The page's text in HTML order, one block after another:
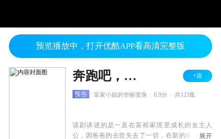
预览播放中，打开优酷APP看高清完整版
奔跑吧，玫瑰 +追
预告 富家小姐的华丽变身 6.9分 共123集
该剧讲述的是一直在富裕家境里成长的女主人
公，因爸爸的去世失去了一切，在新的艰难环境
展开